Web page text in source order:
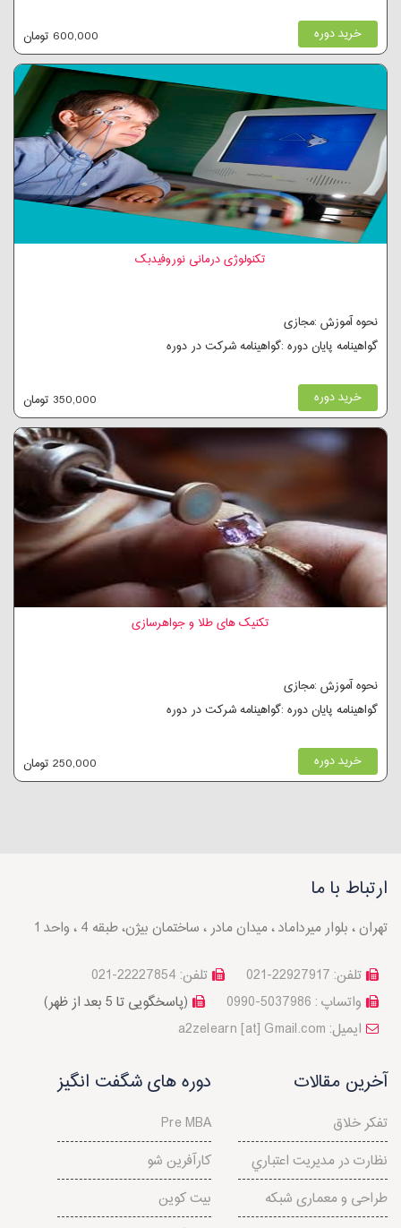
خرید دوره 600,000 تومان
تکنولوژی درمانی نوروفیدبک
نحوه آموزش :مجازی
گواهینامه پایان دوره :گواهینامه شرکت در دوره
خرید دوره 350,000 تومان
تکنیک های طلا و جواهرسازی
نحوه آموزش :مجازی
گواهینامه پایان دوره :گواهینامه شرکت در دوره
خرید دوره 250,000 تومان
ارتباط با ما
تهران ، بلوار میرداماد ، میدان مادر ، ساختمان بیژن، طبقه 4 ، واحد 1
تلفن: 22227854-021
تلفن: 22927917-021
(پاسخگویی تا 5 بعد از ظهر)
واتساپ : 5037986-0990
a2zelearn [at] Gmail.com :ایمیل
آخرین مقالات
تفکر خلاق
نظارت در مديريت اعتباري
طراحی و معماری شبکه
دوره های شگفت انگیز
Pre MBA
کارآفرین شو
بیت کوین